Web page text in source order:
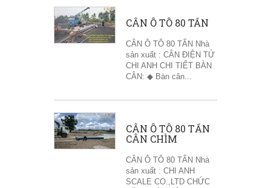
CÂN Ô TÔ 80 TẤN
CÂN Ô TÔ 80 TẤN Nhà
sản xuất : CÂN ĐIỆN TỬ
CHI ANH CHI TIẾT BÀN
CÂN: ◆ Bàn cân...
CÂN Ô TÔ 80 TẤN
CÂN CHÌM
CÂN Ô TÔ 80 TẤN Nhà
sản xuất : CHI ANH
SCALE CO.,LTD CHỨC